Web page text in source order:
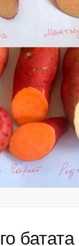
батата